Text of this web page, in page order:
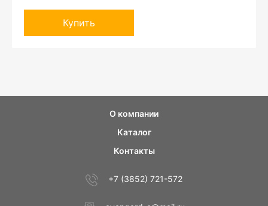
Купить
О компании
Каталог
Контакты
+7 (3852) 721-572